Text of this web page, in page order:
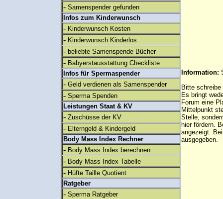
- Samenspender gefunden
Infos zum Kinderwunsch
- Kinderwunsch Kosten
- Kinderwunsch Kinderlos
- beliebte Samenspende Bücher
- Babyerstausstattung Checkliste
Infos für Spermaspender
- Geld verdienen als Samenspender
- Sperma Spenden
Leistungen Staat & KV
- Zuschüsse der KV
- Elterngeld & Kindergeld
Body Mass Index Rechner
- Body Mass Index berechnen
- Body Mass Index Tabelle
- Hüfte Taille Quotient
Ratgeber
- Sperma Ratgeber
Information:
Bitte
Es bringt
Forum eine
Mittelpunkt
Stelle,
hier fördern.
angezeigt.
ausgegeben.